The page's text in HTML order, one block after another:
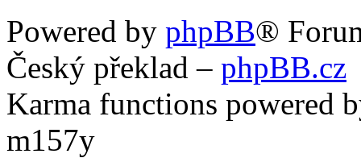
Powered by phpBB®
Český překlad – phpBB.cz
Karma functions powered
m157y